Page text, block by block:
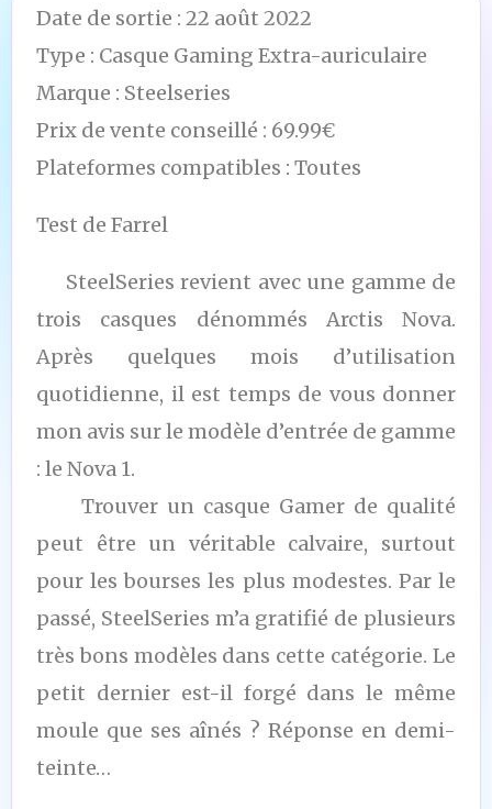
Date de sortie : 22 août 2022
Type : Casque Gaming Extra-auriculaire
Marque : Steelseries
Prix de vente conseillé : 69.99€
Plateformes compatibles : Toutes
Test de Farrel
SteelSeries revient avec une gamme de
trois casques dénommés Arctis Nova.
Après quelques mois d’utilisation
quotidienne, il est temps de vous donner
mon avis sur le modèle d’entrée de gamme
: le Nova 1.
Trouver un casque Gamer de qualité
peut être un véritable calvaire, surtout
pour les bourses les plus modestes. Par le
passé, SteelSeries m’a gratifié de plusieurs
très bons modèles dans cette catégorie. Le
petit dernier est-il forgé dans le même
moule que ses aînés ? Réponse en demi-
teinte…